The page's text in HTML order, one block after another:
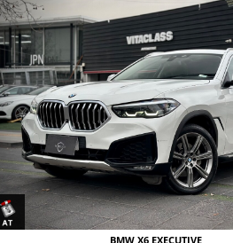
BMW X6 EXECUTIVE